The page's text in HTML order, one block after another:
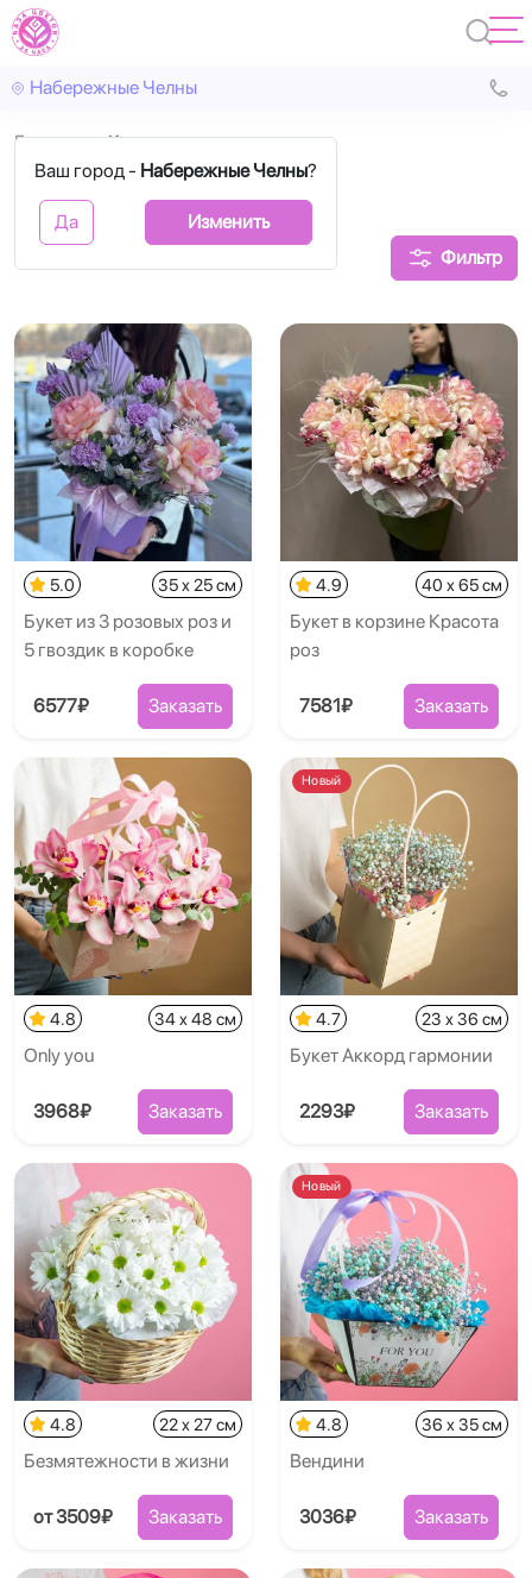
Набережные Челны
Ваш город - Набережные Челны?
Да Изменить
Главная Корзины
Корзины цветов
Фильтр
5.0 35 x 25 см
Букет из 3 розовых роз и
5 гвоздик в коробке
6577₽ Заказать
4.9 40 x 65 см
Букет в корзине Красота
роз
7581₽ Заказать
4.8 34 x 48 см
Only you
3968₽ Заказать
Новый
4.7 23 x 36 см
Букет Аккорд гармонии
2293₽ Заказать
4.8 22 x 27 см
Безмятежности в жизни
от 3509₽ Заказать
Новый
4.8 36 x 35 см
Вендини
3036₽ Заказать